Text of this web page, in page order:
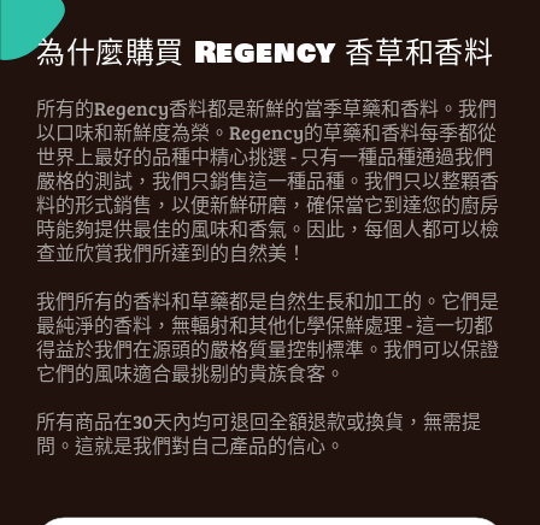
為什麼購買 Regency 香草和香料
所有的Regency香料都是新鮮的當季草藥和香料。我們
以口味和新鮮度為榮。Regency的草藥和香料每季都從
世界上最好的品種中精心挑選 - 只有一種品種通過我們
嚴格的測試，我們只銷售這一種品種。我們只以整顆香
料的形式銷售，以便新鮮研磨，確保當它到達您的廚房
時能夠提供最佳的風味和香氣。因此，每個人都可以檢
查並欣賞我們所達到的自然美！
我們所有的香料和草藥都是自然生長和加工的。它們是
最純淨的香料，無輻射和其他化學保鮮處理 - 這一切都
得益於我們在源頭的嚴格質量控制標準。我們可以保證
它們的風味適合最挑剔的貴族食客。
所有商品在30天內均可退回全額退款或換貨，無需提
問。這就是我們對自己產品的信心。